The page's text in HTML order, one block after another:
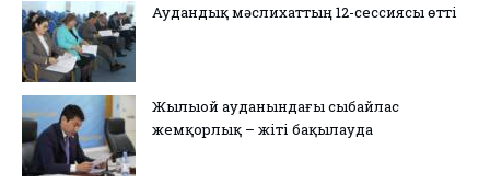
Аудандық мәслихаттың 12-сессиясы өтті
Жылыой ауданындағы сыбайлас
жемқорлық – жіті бақылауда